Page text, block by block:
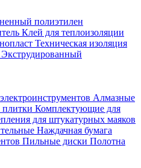
полиэтилен
Клей для теплоизоляции
Техническая изоляция
Экструдированный
Алмазные
Комплектующие для
для штукатурных маяков
Наждачная бумага
Пильные диски Полотна